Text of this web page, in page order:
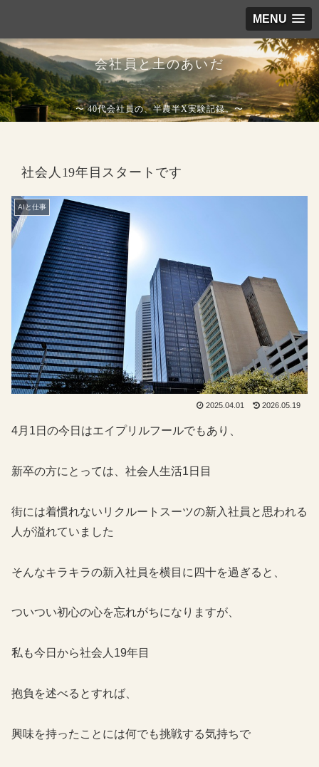
MENU
会社員と土のあいだ
〜 40代会社員の、半農半X実験記録。〜
社会人19年目スタートです
AIと仕事
2025.04.01 2026.05.19
4月1日の今日はエイプリルフールでもあり、
新卒の方にとっては、社会人生活1日目
街には着慣れないリクルートスーツの新入社員と思われる
人が溢れていました
そんなキラキラの新入社員を横目に四十を過ぎると、
ついつい初心の心を忘れがちになりますが、
私も今日から社会人19年目
抱負を述べるとすれば、
興味を持ったことには何でも挑戦する気持ちで